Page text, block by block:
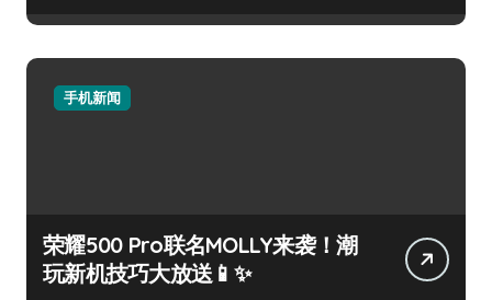
手机新闻
荣耀500 Pro联名MOLLY来袭！潮
玩新机技巧大放送📱✨